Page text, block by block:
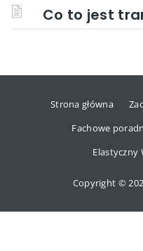
Co to jest
Strona główna
Fachowe
Elastyczny
Copyright ©